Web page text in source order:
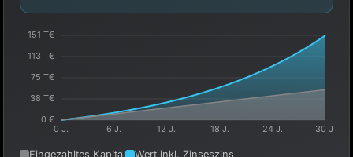
Eingezahltes Kapital Wert inkl. Zinseszins